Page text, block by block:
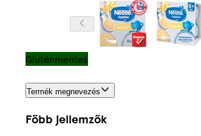
Gluténmentes
Termék megnevezés
Főbb jellemzők